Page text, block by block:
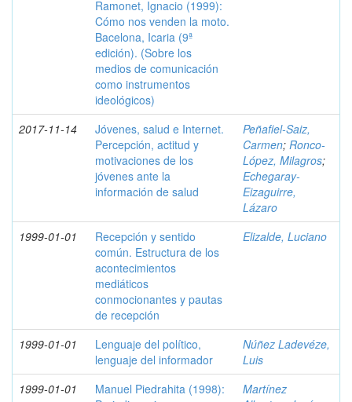
Ramonet, Ignacio (1999):
Cómo nos venden la moto.
Bacelona, Icaria (9ª
edición). (Sobre los
medios de comunicación
como instrumentos
ideológicos)
2017-11-14
Jóvenes, salud e Internet.
Percepción, actitud y
motivaciones de los
jóvenes ante la
información de salud
Peñafiel-Saiz,
Carmen; Ronco-
López, Milagros;
Echegaray-
Eizaguirre,
Lázaro
1999-01-01
Recepción y sentido
común. Estructura de los
acontecimientos
mediáticos
conmocionantes y pautas
de recepción
Elizalde, Luciano
1999-01-01
Lenguaje del político,
lenguaje del informador
Núñez Ladevéze,
Luis
1999-01-01
Manuel Piedrahita (1998):
Martínez